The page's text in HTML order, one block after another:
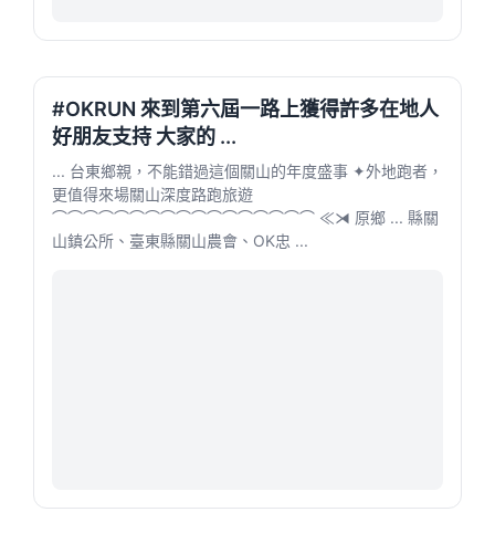
#OKRUN 來到第六屆一路上獲得許多在地人
好朋友支持 大家的 ...
... 台東鄉親，不能錯過這個關山的年度盛事 ✦外地跑者，
更值得來場關山深度路跑旅遊
⌒⌒⌒⌒⌒⌒⌒⌒⌒⌒⌒⌒⌒⌒⌒⌒⌒ ≪⧕ 原鄉 ... 縣關
山鎮公所、臺東縣關山農會、OK忠 ...